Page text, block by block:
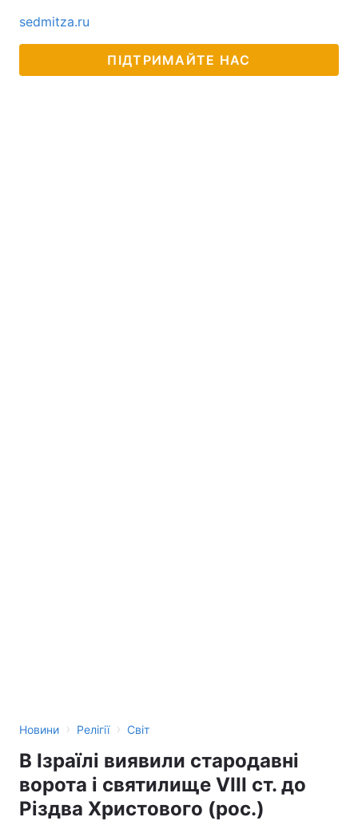
sedmitza.ru
ПІДТРИМАЙТЕ НАС
Новини › Релігії › Світ
В Ізраїлі виявили стародавні
ворота і святилище VIII ст. до
Різдва Христового (рос.)